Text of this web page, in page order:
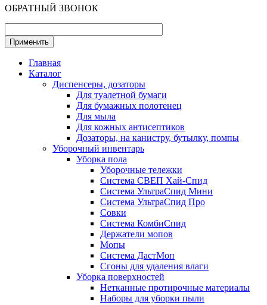
ОБРАТНЫЙ ЗВОНОК
Главная
Каталог
Диспенсеры, дозаторы
Для туалетной бумаги
Для бумажных полотенец
Для мыла
Для кожных антисептиков
Дозаторы, на канистру, бутылку, помпы
Уборочный инвентарь
Уборка пола
Уборочные тележки
Система СВЕП Хай-Спид
Система УльтраСпид Мини
Система УльтраСпид Про
Совки
Система КомбиСпид
Держатели мопов
Мопы
Система ДастМоп
Сгоны для удаления влаги
Уборка поверхностей
Нетканные протирочные материалы
Наборы для уборки пыли